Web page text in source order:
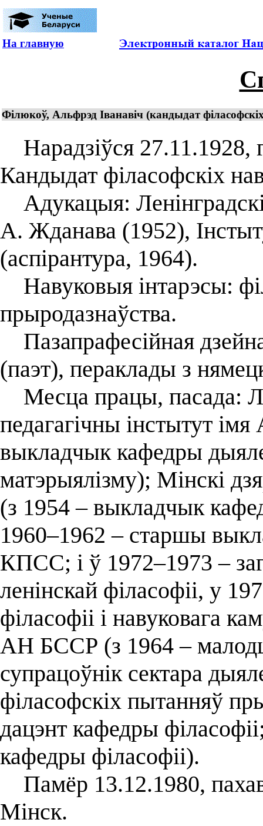
На главную
Філюкоў, Альфрэд Іванавіч (кандыдат
Нарадзіўся 27.11.1928,
Кандыдат філасофскіх
Адукацыя:
А. Жданава (1952),
(аспірантура, 1964).
Навуковыя інтарэсы:
прыродазнаўства.
Пазапрафесійная
(паэт), пераклады з
Месца працы, пасада:
педагагічны інстытут
выкладчык кафедры
матэрыялізму); Мінскі
(з 1954 – выкладчык
1960–1962 – старшы
КПСС; і ў 1972–1973 –
ленінскай філасофіі, у
філасофіі і навуковага
АН БССР (з 1964 –
супрацоўнік сектара
філасофскіх пытанняў
дацэнт кафедры
кафедры філасофіі).
Памёр 13.12.1980,
Мінск.